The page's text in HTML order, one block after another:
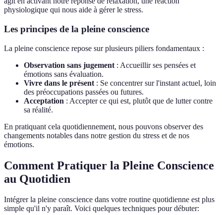
physiologique qui nous aide à gérer le stress.
Les principes de la pleine conscience
La pleine conscience repose sur plusieurs piliers fondamentaux :
Observation sans jugement : Accueillir ses pensées et
émotions sans évaluation.
Vivre dans le présent : Se concentrer sur l'instant actuel, loin
des préoccupations passées ou futures.
Acceptation : Accepter ce qui est, plutôt que de lutter contre
sa réalité.
En pratiquant cela quotidiennement, nous pouvons observer des
changements notables dans notre gestion du stress et de nos
émotions.
Comment Pratiquer la Pleine Conscience
au Quotidien
Intégrer la pleine conscience dans votre routine quotidienne est plus
simple qu'il n'y paraît. Voici quelques techniques pour débuter: